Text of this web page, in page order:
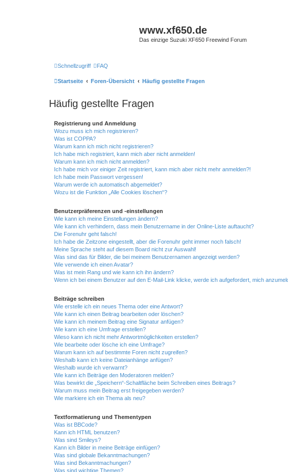
www.xf650.de
Das einzige Suzuki XF650 Freewind Forum
Schnellzugriff FAQ
Startseite Foren-Übersicht Häufig gestellte Fragen
Häufig gestellte Fragen
Registrierung und Anmeldung
Wozu muss ich mich registrieren?
Was ist COPPA?
Warum kann ich mich nicht registrieren?
Ich habe mich registriert, kann mich aber nicht anmelden!
Warum kann ich mich nicht anmelden?
Ich habe mich vor einiger Zeit registriert, kann mich aber nicht mehr anmelden?!
Ich habe mein Passwort vergessen!
Warum werde ich automatisch abgemeldet?
Wozu ist die Funktion „Alle Cookies löschen“?
Benutzerpräferenzen und -einstellungen
Wie kann ich meine Einstellungen ändern?
Wie kann ich verhindern, dass mein Benutzername in der Online-Liste auftaucht?
Die Forenuhr geht falsch!
Ich habe die Zeitzone eingestellt, aber die Forenuhr geht immer noch falsch!
Meine Sprache steht auf diesem Board nicht zur Auswahl!
Was sind das für Bilder, die bei meinem Benutzernamen angezeigt werden?
Wie verwende ich einen Avatar?
Was ist mein Rang und wie kann ich ihn ändern?
Wenn ich bei einem Benutzer auf den E-Mail-Link klicke, werde ich aufgefordert, mich
Beiträge schreiben
Wie erstelle ich ein neues Thema oder eine Antwort?
Wie kann ich einen Beitrag bearbeiten oder löschen?
Wie kann ich meinem Beitrag eine Signatur anfügen?
Wie kann ich eine Umfrage erstellen?
Wieso kann ich nicht mehr Antwortmöglichkeiten erstellen?
Wie bearbeite oder lösche ich eine Umfrage?
Warum kann ich auf bestimmte Foren nicht zugreifen?
Weshalb kann ich keine Dateianhänge anfügen?
Weshalb wurde ich verwarnt?
Wie kann ich Beiträge den Moderatoren melden?
Was bewirkt die „Speichern“-Schaltfläche beim Schreiben eines Beitrags?
Warum muss mein Beitrag erst freigegeben werden?
Wie markiere ich ein Thema als neu?
Textformatierung und Thementypen
Was ist BBCode?
Kann ich HTML benutzen?
Was sind Smileys?
Kann ich Bilder in meine Beiträge einfügen?
Was sind globale Bekanntmachungen?
Was sind Bekanntmachungen?
Was sind wichtige Themen?